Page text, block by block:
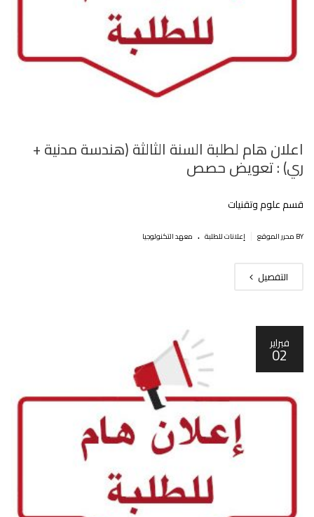
اعلان هام لطلبة السنة الثالثة (هندسة مدنية +
ري) : تعويض حصص
قسم علوم وتقنيات
BY محرر الموقع إعلانات للطلبة . معهد التكنولوجيا
التفصيل
فبراير
02